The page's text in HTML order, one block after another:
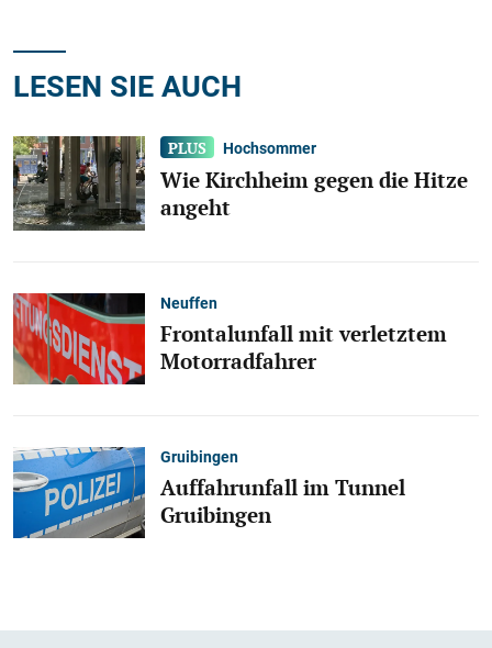
LESEN SIE AUCH
Hochsommer
Wie Kirchheim gegen die Hitze
angeht
Neuffen
Frontalunfall mit verletztem
Motorradfahrer
Gruibingen
Auffahrunfall im Tunnel
Gruibingen